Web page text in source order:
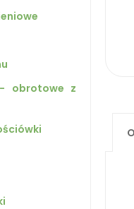
obrotowe z